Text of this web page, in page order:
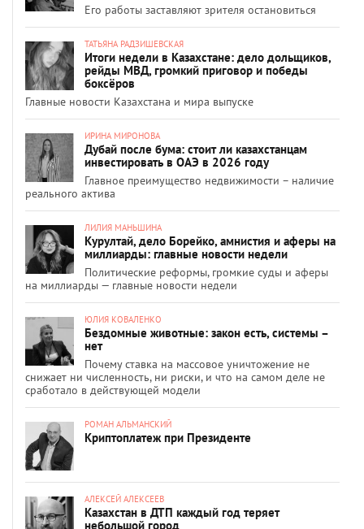
Его работы заставляют зрителя остановиться
ТАТЬЯНА РАДЗИШЕВСКАЯ
Итоги недели в Казахстане: дело дольщиков,
рейды МВД, громкий приговор и победы
боксёров
Главные новости Казахстана и мира выпуске
ИРИНА МИРОНОВА
Дубай после бума: стоит ли казахстанцам
инвестировать в ОАЭ в 2026 году
Главное преимущество недвижимости – наличие
реального актива
ЛИЛИЯ МАНЬШИНА
Курултай, дело Борейко, амнистия и аферы на
миллиарды: главные новости недели
Политические реформы, громкие суды и аферы
на миллиарды — главные новости недели
ЮЛИЯ КОВАЛЕНКО
Бездомные животные: закон есть, системы –
нет
Почему ставка на массовое уничтожение не
снижает ни численность, ни риски, и что на самом деле не
сработало в действующей модели
РОМАН АЛЬМАНСКИЙ
Криптоплатеж при Президенте
АЛЕКСЕЙ АЛЕКСЕЕВ
Казахстан в ДТП каждый год теряет
небольшой город